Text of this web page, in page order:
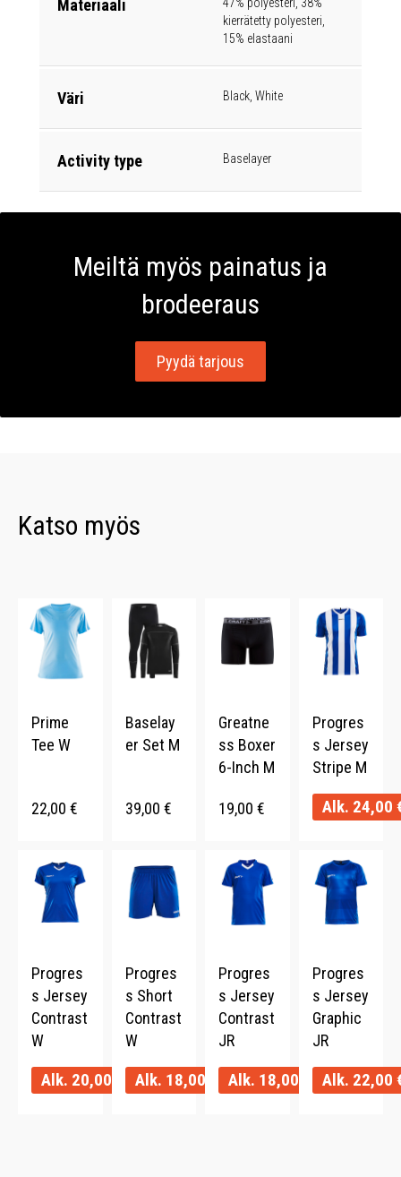
Materiaali
kierrätetty polyesteri,
15% elastaani
Väri Black, White
Activity type Baselayer
Meiltä myös painatus ja
brodeeraus
Pyydä tarjous
Katso myös
Prime
Tee W
22,00 €
Baselay
er Set M
39,00 €
Greatne
ss Boxer
6-Inch M
19,00 €
Progres
s Jersey
Stripe M
Alk. 24,00
Progres
s Jersey
Contrast
W
Alk. 20,00
Progres
s Short
Contrast
W
Alk. 18,00
Progres
s Jersey
Contrast
JR
Alk. 18,00
Progres
s Jersey
Graphic
JR
Alk. 22,00